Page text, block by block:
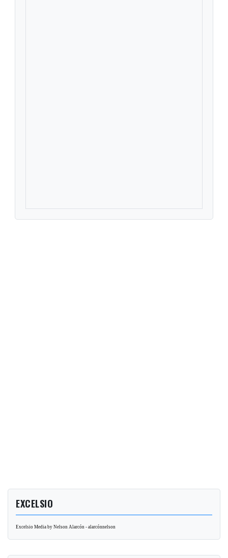
EXCELSIO
Excelsio Media by Nelson Alarcón - alarcónnelson